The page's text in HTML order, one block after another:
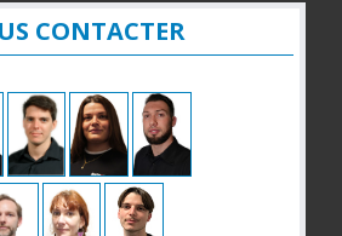
CONTACTER